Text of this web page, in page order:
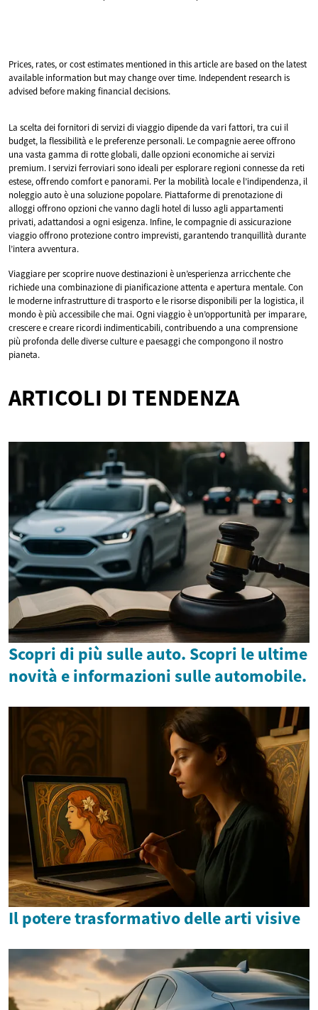
Prices, rates, or cost estimates mentioned in this article are based on the latest
available information but may change over time. Independent research is
advised before making financial decisions.
La scelta dei fornitori di servizi di viaggio dipende da vari fattori, tra cui il
budget, la flessibilità e le preferenze personali. Le compagnie aeree offrono
una vasta gamma di rotte globali, dalle opzioni economiche ai servizi
premium. I servizi ferroviari sono ideali per esplorare regioni connesse da reti
estese, offrendo comfort e panorami. Per la mobilità locale e l’indipendenza, il
noleggio auto è una soluzione popolare. Piattaforme di prenotazione di
alloggi offrono opzioni che vanno dagli hotel di lusso agli appartamenti
privati, adattandosi a ogni esigenza. Infine, le compagnie di assicurazione
viaggio offrono protezione contro imprevisti, garantendo tranquillità durante
l’intera avventura.
Viaggiare per scoprire nuove destinazioni è un’esperienza arricchente che
richiede una combinazione di pianificazione attenta e apertura mentale. Con
le moderne infrastrutture di trasporto e le risorse disponibili per la logistica, il
mondo è più accessibile che mai. Ogni viaggio è un’opportunità per imparare,
crescere e creare ricordi indimenticabili, contribuendo a una comprensione
più profonda delle diverse culture e paesaggi che compongono il nostro
pianeta.
ARTICOLI DI TENDENZA
Scopri di più sulle auto. Scopri le ultime
novità e informazioni sulle automobile.
Il potere trasformativo delle arti visive